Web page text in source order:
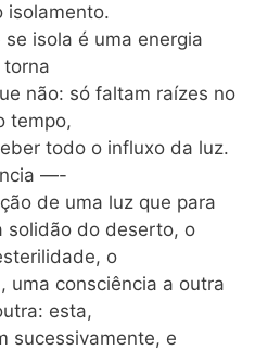
isolamento.
isola é uma energia
não: só faltam raízes no
tempo,
todo o influxo da luz.
—-
de uma luz que para
solidão do deserto, o
o
uma consciência a outra
esta,
sucessivamente, e